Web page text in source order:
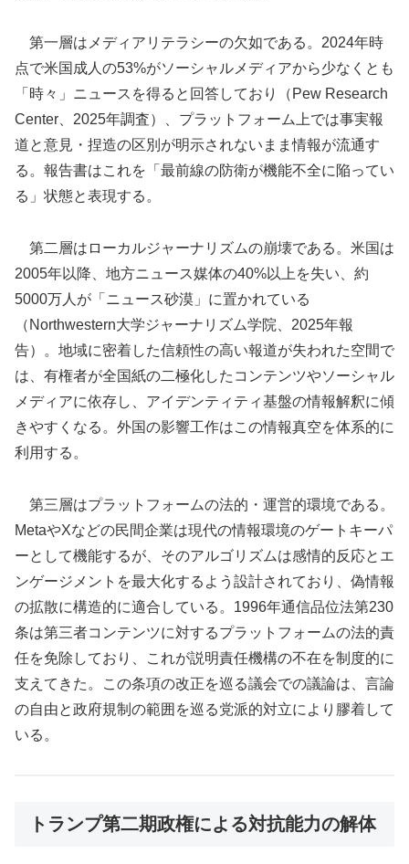
第一層はメディアリテラシーの欠如である。2024年時
点で米国成人の53%がソーシャルメディアから少なくとも
「時々」ニュースを得ると回答しており（Pew Research
Center、2025年調査）、プラットフォーム上では事実報
道と意見・捏造の区別が明示されないまま情報が流通す
る。報告書はこれを「最前線の防衛が機能不全に陥ってい
る」状態と表現する。
第二層はローカルジャーナリズムの崩壊である。米国は
2005年以降、地方ニュース媒体の40%以上を失い、約
5000万人が「ニュース砂漠」に置かれている
（Northwestern大学ジャーナリズム学院、2025年報
告）。地域に密着した信頼性の高い報道が失われた空間で
は、有権者が全国紙の二極化したコンテンツやソーシャル
メディアに依存し、アイデンティティ基盤の情報解釈に傾
きやすくなる。外国の影響工作はこの情報真空を体系的に
利用する。
第三層はプラットフォームの法的・運営的環境である。
MetaやXなどの民間企業は現代の情報環境のゲートキーパ
ーとして機能するが、そのアルゴリズムは感情的反応とエ
ンゲージメントを最大化するよう設計されており、偽情報
の拡散に構造的に適合している。1996年通信品位法第230
条は第三者コンテンツに対するプラットフォームの法的責
任を免除しており、これが説明責任機構の不在を制度的に
支えてきた。この条項の改正を巡る議会での議論は、言論
の自由と政府規制の範囲を巡る党派的対立により膠着して
いる。
トランプ第二期政権による対抗能力の解体